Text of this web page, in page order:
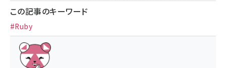
この記事のキーワード
#Ruby